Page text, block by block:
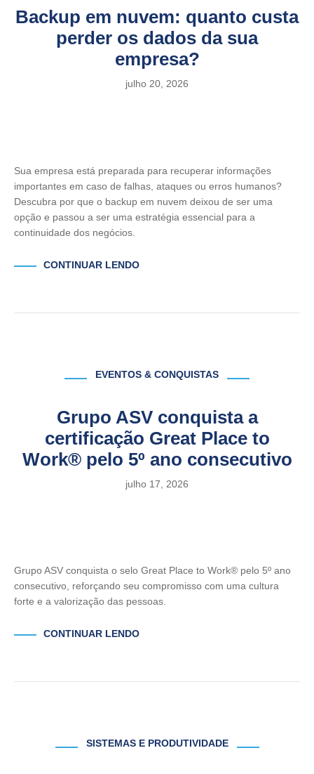
Backup em nuvem: quanto custa
perder os dados da sua
empresa?
julho 20, 2026
Sua empresa está preparada para recuperar informações
importantes em caso de falhas, ataques ou erros humanos?
Descubra por que o backup em nuvem deixou de ser uma
opção e passou a ser uma estratégia essencial para a
continuidade dos negócios.
CONTINUAR LENDO
EVENTOS & CONQUISTAS
Grupo ASV conquista a
certificação Great Place to
Work® pelo 5º ano consecutivo
julho 17, 2026
Grupo ASV conquista o selo Great Place to Work® pelo 5º ano
consecutivo, reforçando seu compromisso com uma cultura
forte e a valorização das pessoas.
CONTINUAR LENDO
SISTEMAS E PRODUTIVIDADE